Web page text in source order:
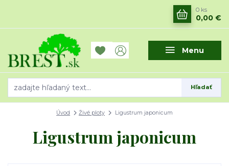
Menu
Hľadať
0 ks
0,00 €
Úvod Živé ploty Ligustrum japonicum
Ligustrum japonicum